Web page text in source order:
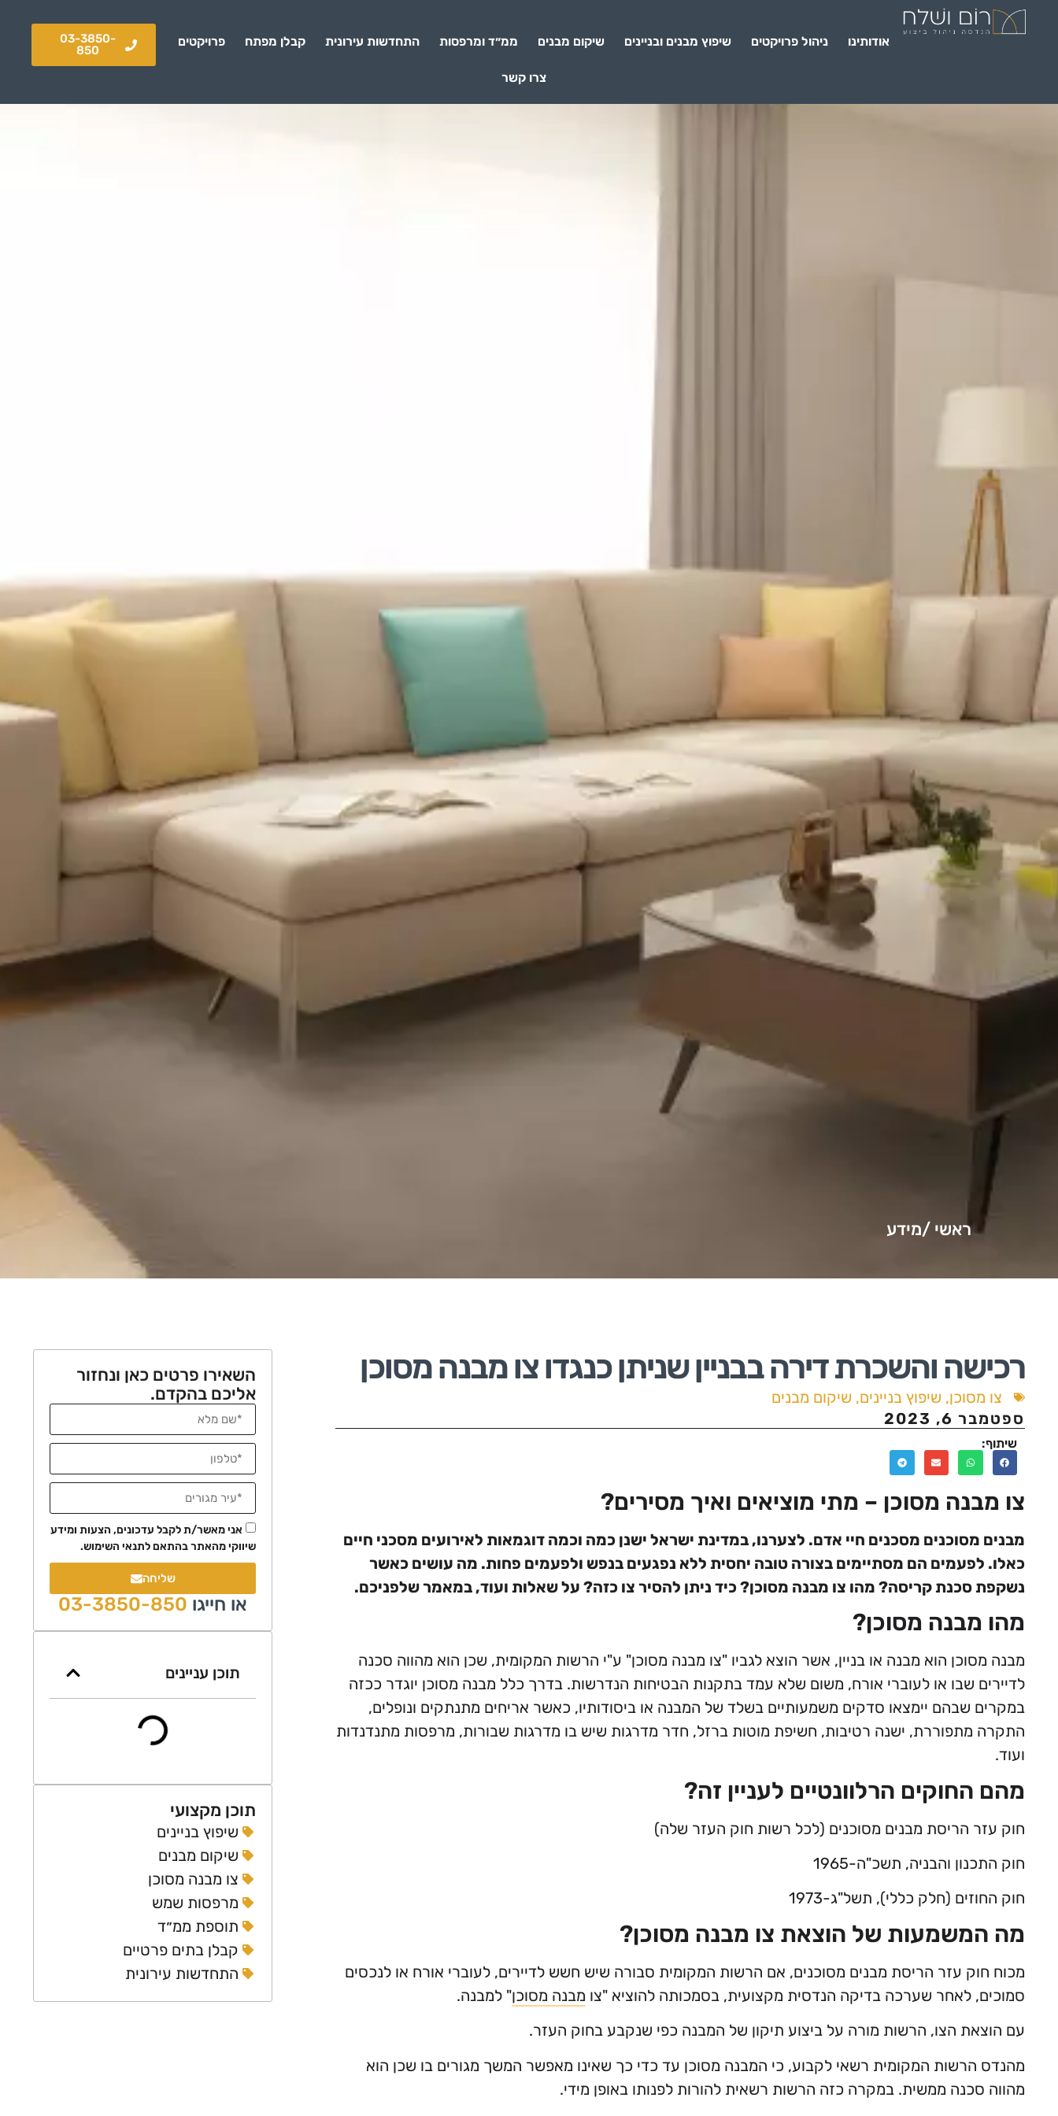
אודותינו ניהול פרויקטים שיפוץ מבנים ובניינים שיקום מבנים ממ״ד ומרפסות התחדשות עירונית קבלן מפתח פרויקטים
צרו קשר
03-3850-
850
ראשי /מידע
רכישה והשכרת דירה בבניין שניתן כנגדו צו מבנה מסוכן
צו מסוכן, שיפוץ בניינים, שיקום מבנים
ספטמבר 6, 2023
שיתוף:
צו מבנה מסוכן – מתי מוציאים ואיך מסירים?
מבנים מסוכנים מסכנים חיי אדם. לצערנו, במדינת ישראל ישנן כמה וכמה דוגמאות לאירועים מסכני חיים
כאלו. לפעמים הם מסתיימים בצורה טובה יחסית ללא נפגעים בנפש ולפעמים פחות. מה עושים כאשר
נשקפת סכנת קריסה? מהו צו מבנה מסוכן? כיד ניתן להסיר צו כזה? על שאלות ועוד, במאמר שלפניכם.
מהו מבנה מסוכן?
מבנה מסוכן הוא מבנה או בניין, אשר הוצא לגביו "צו מבנה מסוכן" ע"י הרשות המקומית, שכן הוא מהווה סכנה
לדיירים שבו או לעוברי אורח, משום שלא עמד בתקנות הבטיחות הנדרשות. בדרך כלל מבנה מסוכן יוגדר ככזה
במקרים שבהם יימצאו סדקים משמעותיים בשלד של המבנה או ביסודותיו, כאשר אריחים מתנתקים ונופלים,
התקרה מתפוררת, ישנה רטיבות, חשיפת מוטות ברזל, חדר מדרגות שיש בו מדרגות שבורות, מרפסות מתנדנדות
ועוד.
מהם החוקים הרלוונטיים לעניין זה?
חוק עזר הריסת מבנים מסוכנים (לכל רשות חוק העזר שלה)
חוק התכנון והבניה, תשכ"ה-1965
חוק החוזים (חלק כללי), תשל"ג-1973
מה המשמעות של הוצאת צו מבנה מסוכן?
מכוח חוק עזר הריסת מבנים מסוכנים, אם הרשות המקומית סבורה שיש חשש לדיירים, לעוברי אורח או לנכסים
סמוכים, לאחר שערכה בדיקה הנדסית מקצועית, בסמכותה להוציא "צו מבנה מסוכן" למבנה.
עם הוצאת הצו, הרשות מורה על ביצוע תיקון של המבנה כפי שנקבע בחוק העזר.
מהנדס הרשות המקומית רשאי לקבוע, כי המבנה מסוכן עד כדי כך שאינו מאפשר המשך מגורים בו שכן הוא
מהווה סכנה ממשית. במקרה כזה הרשות רשאית להורות לפנותו באופן מידי.
השאירו פרטים כאן ונחזור
אליכם בהקדם.
אני מאשר/ת לקבל עדכונים, הצעות ומידע
שיווקי מהאתר בהתאם לתנאי השימוש.
שליחה
או חייגו 03-3850-850
תוכן עניינים
תוכן מקצועי
שיפוץ בניינים
שיקום מבנים
צו מבנה מסוכן
מרפסות שמש
תוספת ממ״ד
קבלן בתים פרטיים
התחדשות עירונית